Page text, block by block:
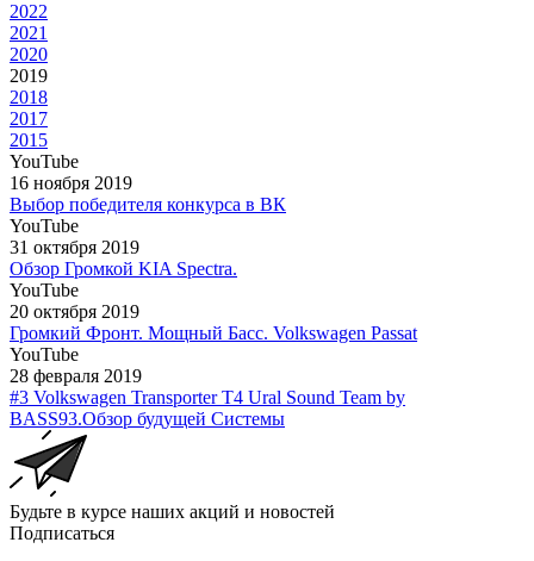
2022
2021
2020
2019
2018
2017
2015
YouTube
16 ноября 2019
Выбор победителя конкурса в ВК
YouTube
31 октября 2019
Обзор Громкой KIA Spectra.
YouTube
20 октября 2019
Громкий Фронт. Мощный Басс. Volkswagen Passat
YouTube
28 февраля 2019
#3 Volkswagen Transporter T4 Ural Sound Team by
BASS93.Обзор будущей Системы
Будьте в курсе наших акций и новостей
Подписаться